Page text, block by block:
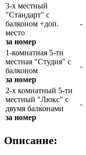
3-х местный
"Стандарт" с
балконом +доп.
место
за номер
-
1-комнатная 5-ти
местная "Студия" с
балконом
за номер
-
2-х комнатный 5-ти
местный "Люкс" с
двумя балконами
за номер
-
Описание: